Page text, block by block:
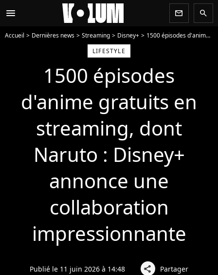
menu newsletter search
Accueil Dernières news Streaming Disney+
1500 épisodes d'anime gratuits en streaming, dont Naruto : Disney+ annonce une collaboration impressionnante
LIFESTYLE
1500 épisodes
d'anime gratuits en
streaming, dont
Naruto : Disney+
annonce une
collaboration
impressionnante
Publié le 11 juin 2026 à 14:48 share Partager